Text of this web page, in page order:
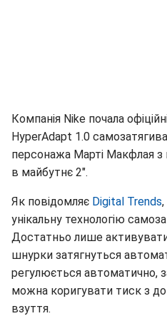
Компанія Nike почала
HyperAdapt 1.0
персонажа Марті Макфлая з
в майбутнє 2".
Як повідомляє Digital Trends
унікальну технологію
Достатньо лише
шнурки затягнуться
регулюється автоматично,
можна коригувати тиск з
взуття.